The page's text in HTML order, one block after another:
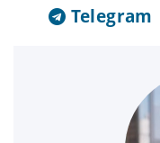
Telegram